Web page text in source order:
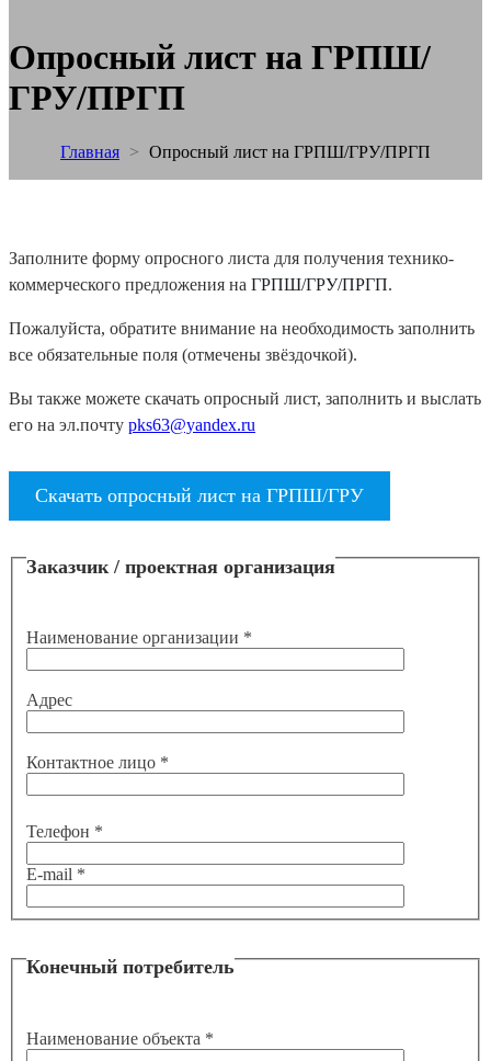
Опросный лист на ГРПШ/
ГРУ/ПРГП
Главная > Опросный лист на ГРПШ/ГРУ/ПРГП
Заполните форму опросного листа для получения технико-
коммерческого предложения на ГРПШ/ГРУ/ПРГП.
Пожалуйста, обратите внимание на необходимость заполнить
все обязательные поля (отмечены звёздочкой).
Вы также можете скачать опросный лист, заполнить и выслать
его на эл.почту pks63@yandex.ru
Скачать опросный лист на ГРПШ/ГРУ
Заказчик / проектная организация
Наименование организации *
Адрес
Контактное лицо *
Телефон *
E-mail *
Конечный потребитель
Наименование объекта *